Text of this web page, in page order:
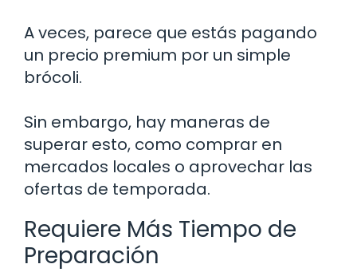
A veces, parece que estás pagando
un precio premium por un simple
brócoli.
Sin embargo, hay maneras de
superar esto, como comprar en
mercados locales o aprovechar las
ofertas de temporada.
Requiere Más Tiempo de
Preparación